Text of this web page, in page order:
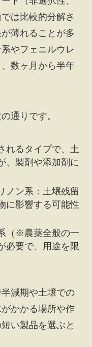
は比較的分解さ
薄れることが多
やフェニルウレ
数ヶ月から半年
通りです。
れるタイプで、土
、製剤や添加剤に
ノン系：土壌残留
に影響する可能性
（※農薬全般の一
必要で、用途を限
減期や土壌での
かかる場所や作
い製品を選ぶと